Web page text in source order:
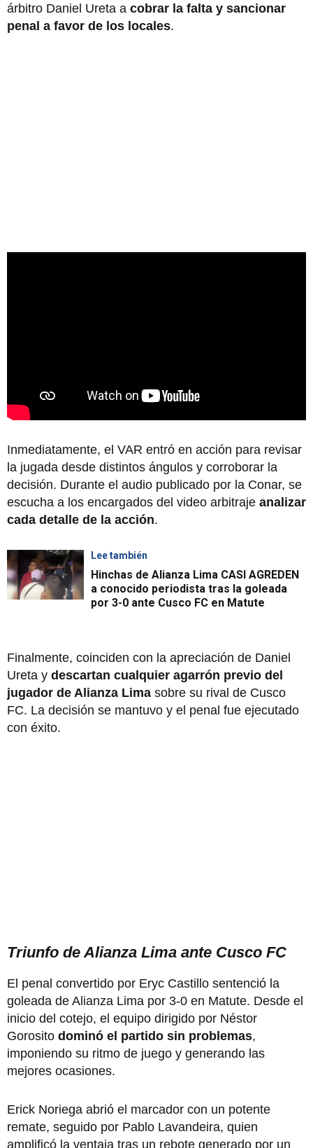
árbitro Daniel Ureta a cobrar la falta y sancionar
penal a favor de los locales.
Inmediatamente, el VAR entró en acción para revisar
la jugada desde distintos ángulos y corroborar la
decisión. Durante el audio publicado por la Conar, se
escucha a los encargados del video arbitraje analizar
cada detalle de la acción.
Lee también
Hinchas de Alianza Lima CASI AGREDEN
a conocido periodista tras la goleada
por 3-0 ante Cusco FC en Matute
Finalmente, coinciden con la apreciación de Daniel
Ureta y descartan cualquier agarrón previo del
jugador de Alianza Lima sobre su rival de Cusco
FC. La decisión se mantuvo y el penal fue ejecutado
con éxito.
Triunfo de Alianza Lima ante Cusco FC
El penal convertido por Eryc Castillo sentenció la
goleada de Alianza Lima por 3-0 en Matute. Desde el
inicio del cotejo, el equipo dirigido por Néstor
Gorosito dominó el partido sin problemas,
imponiendo su ritmo de juego y generando las
mejores ocasiones.
Erick Noriega abrió el marcador con un potente
remate, seguido por Pablo Lavandeira, quien
amplificó la ventaja tras un rebote generado por un